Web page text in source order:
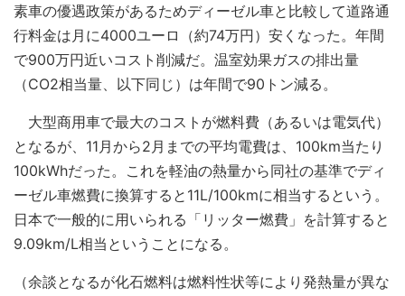
素車の優遇政策があるためディーゼル車と比較して道路通
行料金は月に4000ユーロ（約74万円）安くなった。年間
で900万円近いコスト削減だ。温室効果ガスの排出量
（CO2相当量、以下同じ）は年間で90トン減る。
大型商用車で最大のコストが燃料費（あるいは電気代）
となるが、11月から2月までの平均電費は、100km当たり
100kWhだった。これを軽油の熱量から同社の基準でディ
ーゼル車燃費に換算すると11L/100kmに相当するという。
日本で一般的に用いられる「リッター燃費」を計算すると
9.09km/L相当ということになる。
（余談となるが化石燃料は燃料性状等により発熱量が異な